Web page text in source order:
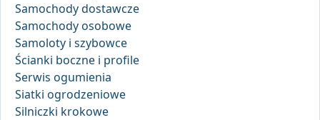
Samochody dostawcze
Samochody osobowe
Samoloty i szybowce
Ścianki boczne i profile
Serwis ogumienia
Siatki ogrodzeniowe
Silniczki krokowe